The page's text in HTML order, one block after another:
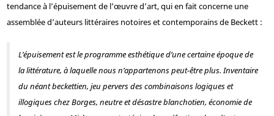
tendance à l’épuisement de l’œuvre d’art, qui en fait concerne une
assemblée d’auteurs littéraires notoires et contemporains de Beckett :
L’épuisement est le programme esthétique d’une certaine époque de
la littérature, à laquelle nous n’appartenons peut-être plus. Inventaire
du néant beckettien, jeu pervers des combinaisons logiques et
illogiques chez Borges, neutre et désastre blanchotien, économie de